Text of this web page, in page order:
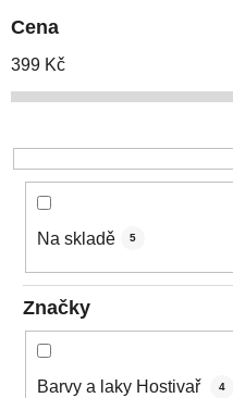
r
o
d
k
Cena
399 Kč
Na skladě 5
Značky
Barvy a laky Hostivař 4